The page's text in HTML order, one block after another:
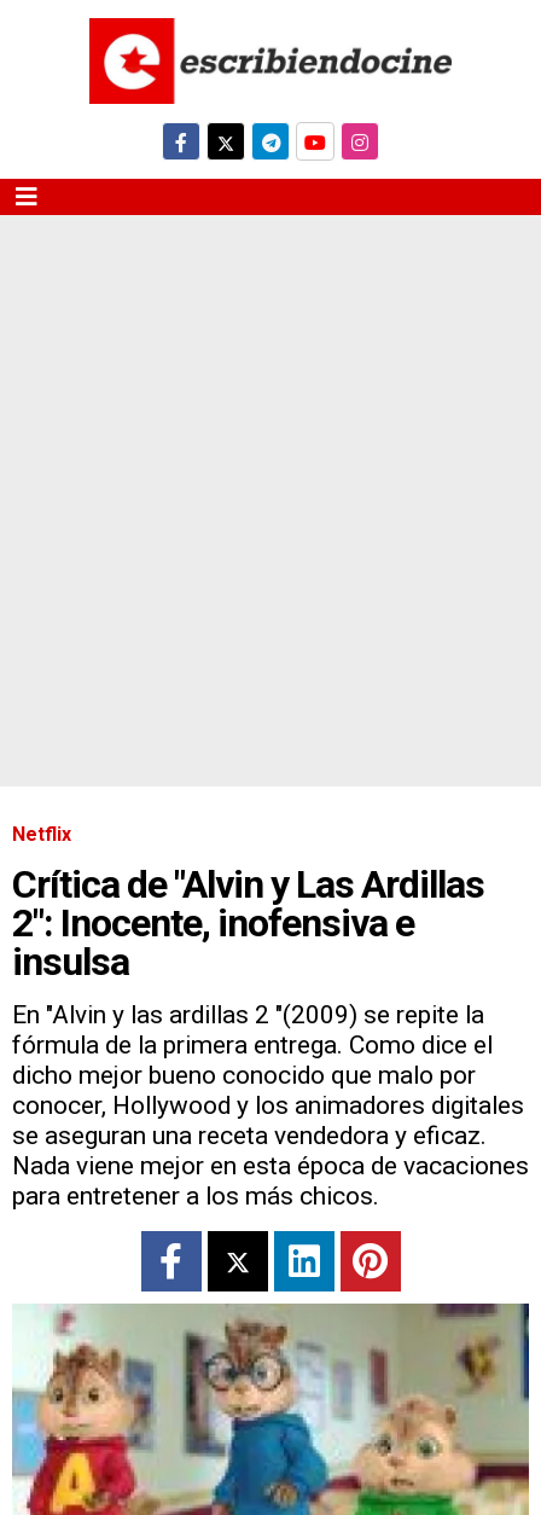
Netflix
Crítica de "Alvin y Las Ardillas
2": Inocente, inofensiva e
insulsa
En "Alvin y las ardillas 2 "(2009) se repite la
fórmula de la primera entrega. Como dice el
dicho mejor bueno conocido que malo por
conocer, Hollywood y los animadores digitales
se aseguran una receta vendedora y eficaz.
Nada viene mejor en esta época de vacaciones
para entretener a los más chicos.